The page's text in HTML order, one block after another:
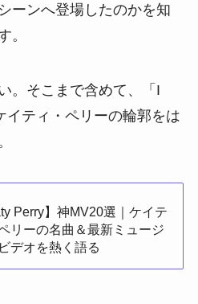
ーンへ登場したのかを知
。
。そこまで含めて、「I
イティ・ペリーの輪郭をは
Perry】神MV20選｜ケイテ
リーの名曲＆最新ミュージ
デオを熱く語る